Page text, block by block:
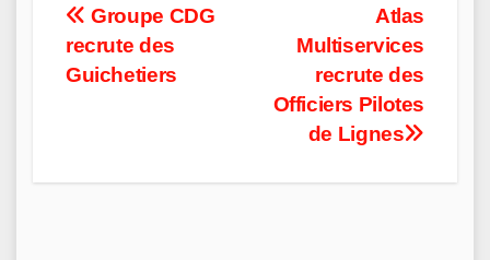
Post
navigation
Atlas
Multiservices
recrute des
Officiers Pilotes
de Lignes
Groupe CDG
recrute des
Guichetiers